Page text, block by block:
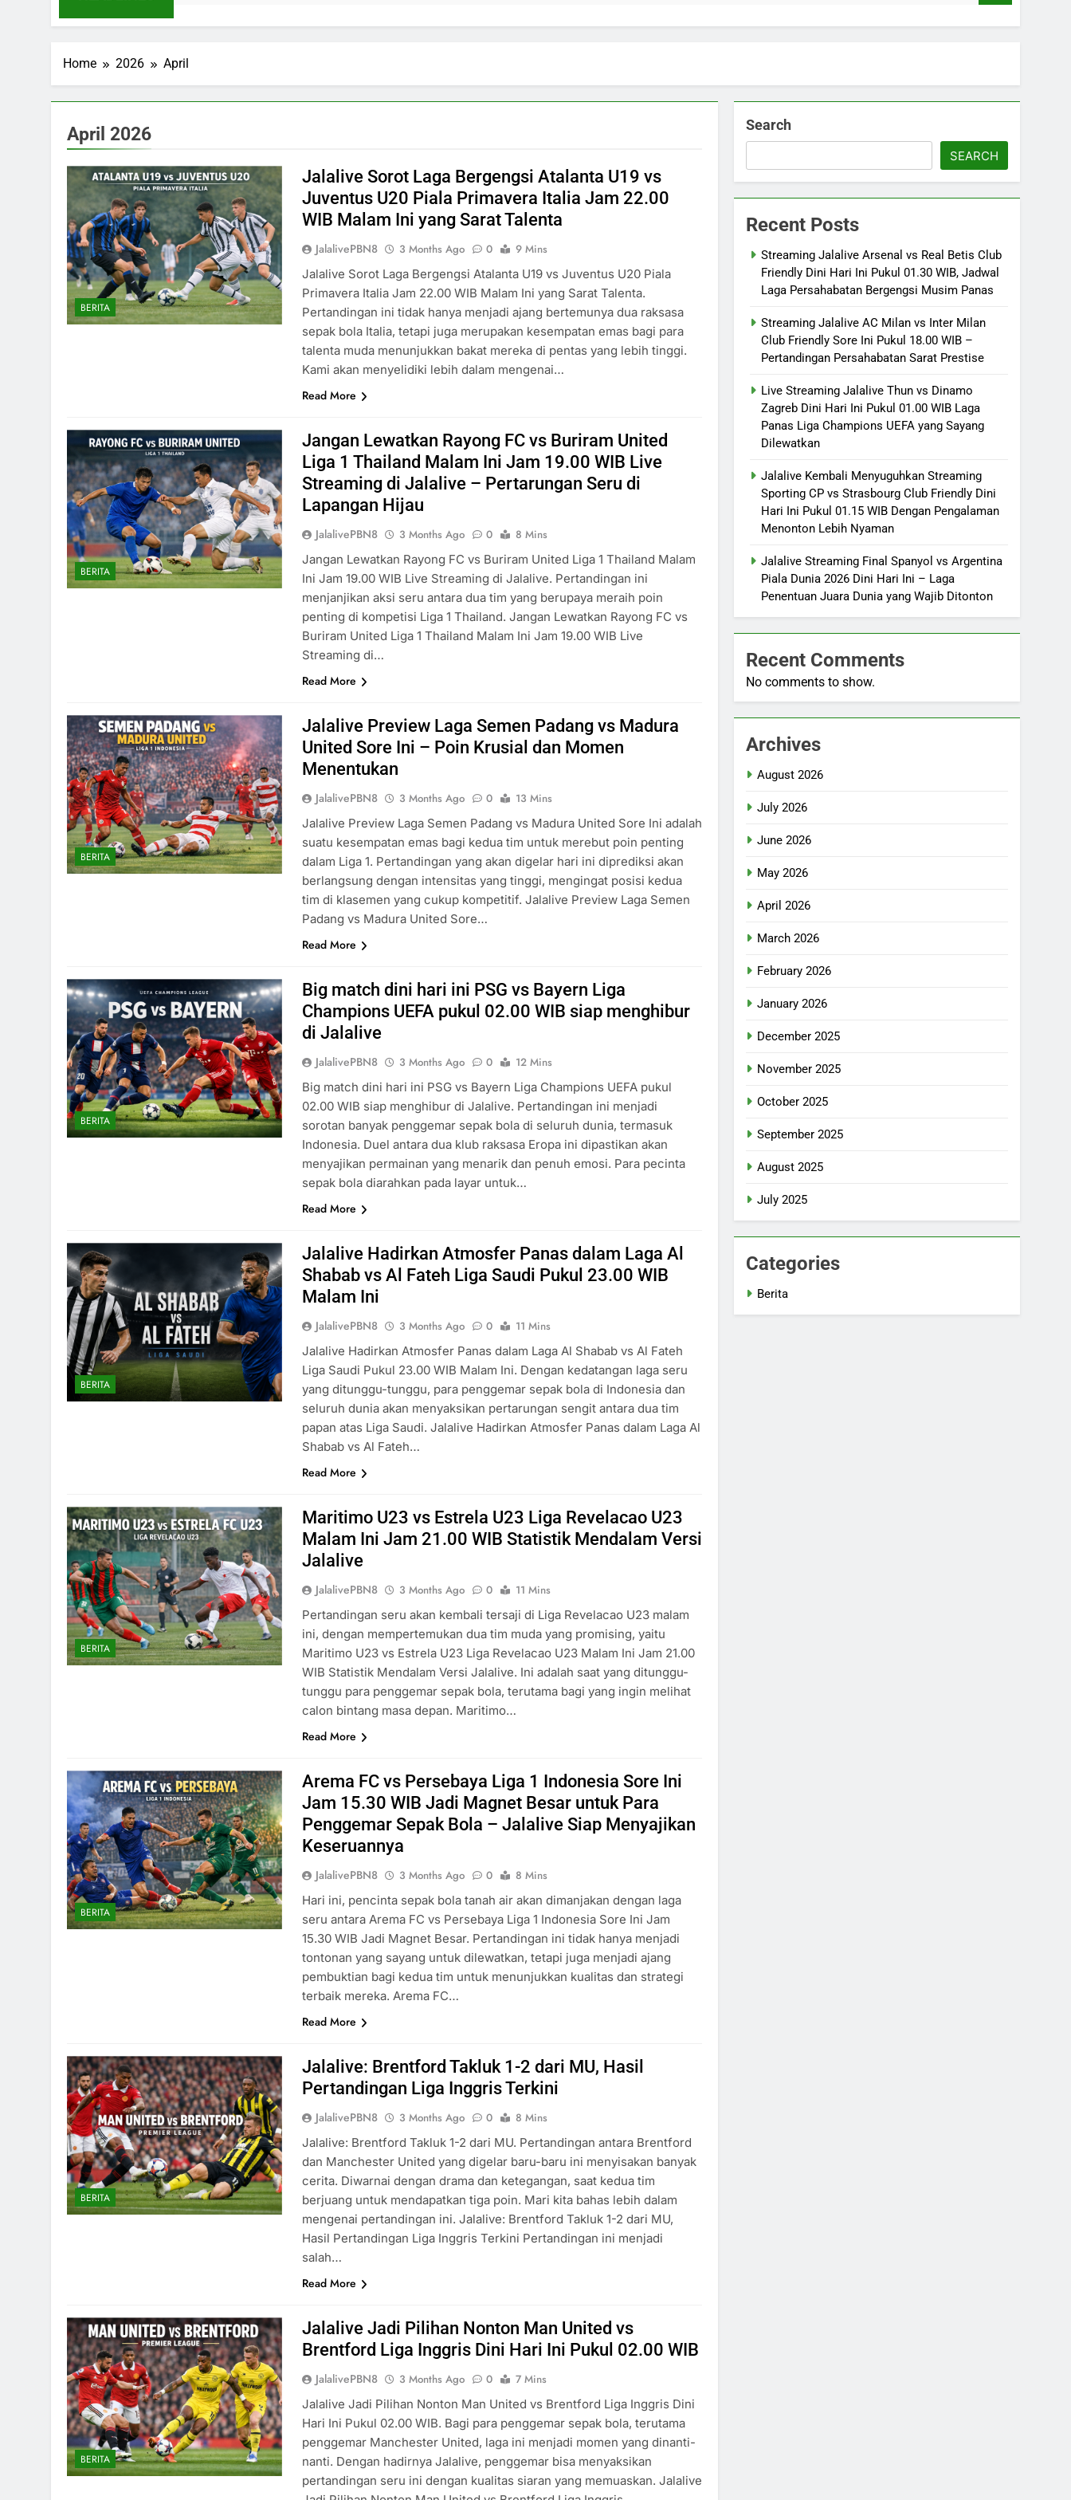
Home 2026 April
April 2026
BERITA
Jalalive Sorot Laga Bergengsi Atalanta U19 vs
Juventus U20 Piala Primavera Italia Jam 22.00
WIB Malam Ini yang Sarat Talenta
JalalivePBN8 3 Months Ago 0
9 Mins
Jalalive Sorot Laga Bergengsi Atalanta U19 vs Juventus U20 Piala
Primavera Italia Jam 22.00 WIB Malam Ini yang Sarat Talenta.
Pertandingan ini tidak hanya menjadi ajang bertemunya dua raksasa
sepak bola Italia, tetapi juga merupakan kesempatan emas bagi para
talenta muda menunjukkan bakat mereka di pentas yang lebih tinggi.
Kami akan menyelidiki lebih dalam mengenai…
Read More
BERITA
Jangan Lewatkan Rayong FC vs Buriram United
Liga 1 Thailand Malam Ini Jam 19.00 WIB Live
Streaming di Jalalive – Pertarungan Seru di
Lapangan Hijau
JalalivePBN8 3 Months Ago 0
8 Mins
Jangan Lewatkan Rayong FC vs Buriram United Liga 1 Thailand Malam
Ini Jam 19.00 WIB Live Streaming di Jalalive. Pertandingan ini
menjanjikan aksi seru antara dua tim yang berupaya meraih poin
penting di kompetisi Liga 1 Thailand. Jangan Lewatkan Rayong FC vs
Buriram United Liga 1 Thailand Malam Ini Jam 19.00 WIB Live
Streaming di…
Read More
BERITA
Jalalive Preview Laga Semen Padang vs Madura
United Sore Ini – Poin Krusial dan Momen
Menentukan
JalalivePBN8 3 Months Ago 0
13 Mins
Jalalive Preview Laga Semen Padang vs Madura United Sore Ini adalah
suatu kesempatan emas bagi kedua tim untuk merebut poin penting
dalam Liga 1. Pertandingan yang akan digelar hari ini diprediksi akan
berlangsung dengan intensitas yang tinggi, mengingat posisi kedua
tim di klasemen yang cukup kompetitif. Jalalive Preview Laga Semen
Padang vs Madura United Sore…
Read More
BERITA
Big match dini hari ini PSG vs Bayern Liga
Champions UEFA pukul 02.00 WIB siap menghibur
di Jalalive
JalalivePBN8 3 Months Ago 0
12 Mins
Big match dini hari ini PSG vs Bayern Liga Champions UEFA pukul
02.00 WIB siap menghibur di Jalalive. Pertandingan ini menjadi
sorotan banyak penggemar sepak bola di seluruh dunia, termasuk
Indonesia. Duel antara dua klub raksasa Eropa ini dipastikan akan
menyajikan permainan yang menarik dan penuh emosi. Para pecinta
sepak bola diarahkan pada layar untuk…
Read More
BERITA
Jalalive Hadirkan Atmosfer Panas dalam Laga Al
Shabab vs Al Fateh Liga Saudi Pukul 23.00 WIB
Malam Ini
JalalivePBN8 3 Months Ago 0
11 Mins
Jalalive Hadirkan Atmosfer Panas dalam Laga Al Shabab vs Al Fateh
Liga Saudi Pukul 23.00 WIB Malam Ini. Dengan kedatangan laga seru
yang ditunggu-tunggu, para penggemar sepak bola di Indonesia dan
seluruh dunia akan menyaksikan pertarungan sengit antara dua tim
papan atas Liga Saudi. Jalalive Hadirkan Atmosfer Panas dalam Laga Al
Shabab vs Al Fateh…
Read More
BERITA
Maritimo U23 vs Estrela U23 Liga Revelacao U23
Malam Ini Jam 21.00 WIB Statistik Mendalam Versi
Jalalive
JalalivePBN8 3 Months Ago 0
11 Mins
Pertandingan seru akan kembali tersaji di Liga Revelacao U23 malam
ini, dengan mempertemukan dua tim muda yang promising, yaitu
Maritimo U23 vs Estrela U23 Liga Revelacao U23 Malam Ini Jam 21.00
WIB Statistik Mendalam Versi Jalalive. Ini adalah saat yang ditunggu-
tunggu para penggemar sepak bola, terutama bagi yang ingin melihat
calon bintang masa depan. Maritimo…
Read More
BERITA
Arema FC vs Persebaya Liga 1 Indonesia Sore Ini
Jam 15.30 WIB Jadi Magnet Besar untuk Para
Penggemar Sepak Bola – Jalalive Siap Menyajikan
Keseruannya
JalalivePBN8 3 Months Ago 0
8 Mins
Hari ini, pencinta sepak bola tanah air akan dimanjakan dengan laga
seru antara Arema FC vs Persebaya Liga 1 Indonesia Sore Ini Jam
15.30 WIB Jadi Magnet Besar. Pertandingan ini tidak hanya menjadi
tontonan yang sayang untuk dilewatkan, tetapi juga menjadi ajang
pembuktian bagi kedua tim untuk menunjukkan kualitas dan strategi
terbaik mereka. Arema FC…
Read More
BERITA
Jalalive: Brentford Takluk 1-2 dari MU, Hasil
Pertandingan Liga Inggris Terkini
JalalivePBN8 3 Months Ago 0
8 Mins
Jalalive: Brentford Takluk 1-2 dari MU. Pertandingan antara Brentford
dan Manchester United yang digelar baru-baru ini menyisakan banyak
cerita. Diwarnai dengan drama dan ketegangan, saat kedua tim
berjuang untuk mendapatkan tiga poin. Mari kita bahas lebih dalam
mengenai pertandingan ini. Jalalive: Brentford Takluk 1-2 dari MU,
Hasil Pertandingan Liga Inggris Terkini Pertandingan ini menjadi
salah…
Read More
BERITA
Jalalive Jadi Pilihan Nonton Man United vs
Brentford Liga Inggris Dini Hari Ini Pukul 02.00 WIB
JalalivePBN8 3 Months Ago 0
7 Mins
Jalalive Jadi Pilihan Nonton Man United vs Brentford Liga Inggris Dini
Hari Ini Pukul 02.00 WIB. Bagi para penggemar sepak bola, terutama
penggemar Manchester United, laga ini menjadi momen yang dinanti-
nanti. Dengan hadirnya Jalalive, penggemar bisa menyaksikan
pertandingan seru ini dengan kualitas siaran yang memuaskan. Jalalive
Search
SEARCH
Recent Posts
Streaming Jalalive Arsenal vs Real Betis Club
Friendly Dini Hari Ini Pukul 01.30 WIB, Jadwal
Laga Persahabatan Bergengsi Musim Panas
Streaming Jalalive AC Milan vs Inter Milan
Club Friendly Sore Ini Pukul 18.00 WIB –
Pertandingan Persahabatan Sarat Prestise
Live Streaming Jalalive Thun vs Dinamo
Zagreb Dini Hari Ini Pukul 01.00 WIB Laga
Panas Liga Champions UEFA yang Sayang
Dilewatkan
Jalalive Kembali Menyuguhkan Streaming
Sporting CP vs Strasbourg Club Friendly Dini
Hari Ini Pukul 01.15 WIB Dengan Pengalaman
Menonton Lebih Nyaman
Jalalive Streaming Final Spanyol vs Argentina
Piala Dunia 2026 Dini Hari Ini – Laga
Penentuan Juara Dunia yang Wajib Ditonton
Recent Comments
No comments to show.
Archives
August 2026
July 2026
June 2026
May 2026
April 2026
March 2026
February 2026
January 2026
December 2025
November 2025
October 2025
September 2025
August 2025
July 2025
Categories
Berita